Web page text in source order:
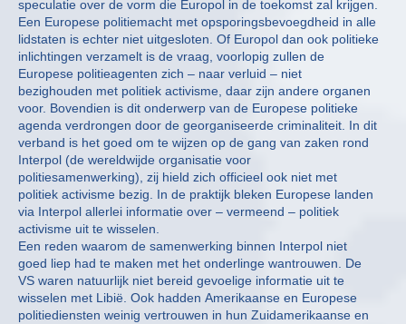
speculatie over de vorm die Europol in de toekomst zal krijgen.
Een Europese politiemacht met opsporingsbevoegdheid in alle
lidstaten is echter niet uitgesloten. Of Europol dan ook politieke
inlichtingen verzamelt is de vraag, voorlopig zullen de
Europese politieagenten zich – naar verluid – niet
bezighouden met politiek activisme, daar zijn andere organen
voor. Bovendien is dit onderwerp van de Europese politieke
agenda verdrongen door de georganiseerde criminaliteit. In dit
verband is het goed om te wijzen op de gang van zaken rond
Interpol (de wereldwijde organisatie voor
politiesamenwerking), zij hield zich officieel ook niet met
politiek activisme bezig. In de praktijk bleken Europese landen
via Interpol allerlei informatie over – vermeend – politiek
activisme uit te wisselen.
Een reden waarom de samenwerking binnen Interpol niet
goed liep had te maken met het onderlinge wantrouwen. De
VS waren natuurlijk niet bereid gevoelige informatie uit te
wisselen met Libië. Ook hadden Amerikaanse en Europese
politiediensten weinig vertrouwen in hun Zuidamerikaanse en